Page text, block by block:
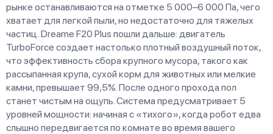
рынке останавливаются на отметке 5 000–6 000 Па, чего
хватает для легкой пыли, но недостаточно для тяжелых
частиц. Dreame F20 Plus пошли дальше: двигатель
TurboForce создает настолько плотный воздушный поток,
что эффективность сбора крупного мусора, такого как
рассыпанная крупа, сухой корм для животных или мелкие
камни, превышает 99,5%. После одного прохода пол
станет чистым на ощупь. Система предусматривает 5
уровней мощности: начиная с «тихого», когда робот едва
слышно передвигается по комнате во время вашего